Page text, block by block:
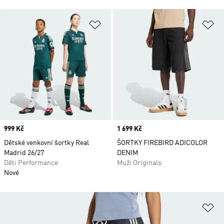
Přidat do seznamu přání
Price
999 Kč
Dětské venkovní šortky Real
Madrid 26/27
Děti Performance
Nové
Price
1 699 Kč
ŠORTKY FIREBIRD ADICOLOR
DENIM
Muži Originals